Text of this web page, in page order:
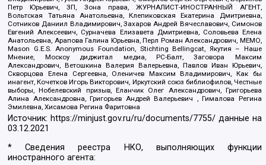
Петр Юрьевич, ЗП, Зона права, ЖУРНАЛИСТ-ИНОСТРАННЫЙ АГЕНТ,
Вольтская Татьяна Анатольевна, Клепиковская Екатерина Дмитриевна,
Сотников Даниил Владимирович, Захаров Андрей Вячеславович, Симонов
Евгений Алексеевич, Сурначева Елизавета Дмитриевна, Соловьева Елена
Анатольевна, Арапова Галина Юрьевна, Перл Роман Александрович, МЕМО,
Mason G.E.S. Anonymous Foundation, Stichting Bellingcat, Якутия – Наше
Мнение, Москоу диджитал медиа, РС-Балт, Заговора Максим
Александрович, Ветошкина Валерия Валерьевна, Павлов Иван Юрьевич,
Скворцова Елена Сергеевна, Оленичев Максим Владимирович, Как бы
инагент, Кочетков Игорь Викторович, Иркутский союз библиофилов, Честные
выборы, Нобелевский призыв, Еланчик Олег Александрович, Григорьева
Алина Александровна, Григорьев Андрей Валерьевич , Гималова Регина
Эмилевна, Хисамова Регина Фаритовна
Источник: https://minjust.gov.ru/ru/documents/7755/ данные на
03.12.2021
* Сведения реестра НКО, выполняющих функции
иностранного агента: